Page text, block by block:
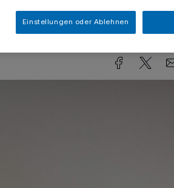
Einstellungen oder Ablehnen